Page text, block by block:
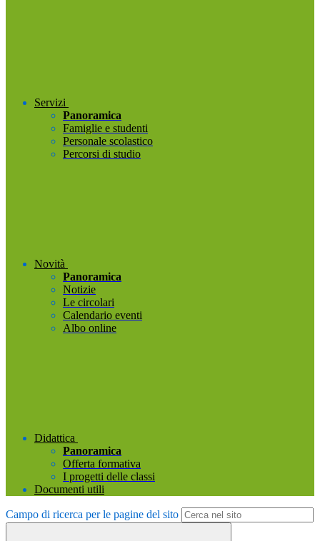
Servizi
Panoramica
Famiglie e studenti
Personale scolastico
Percorsi di studio
Novità
Panoramica
Notizie
Le circolari
Calendario eventi
Albo online
Didattica
Panoramica
Offerta formativa
I progetti delle classi
Documenti utili
Campo di ricerca per le pagine del sito